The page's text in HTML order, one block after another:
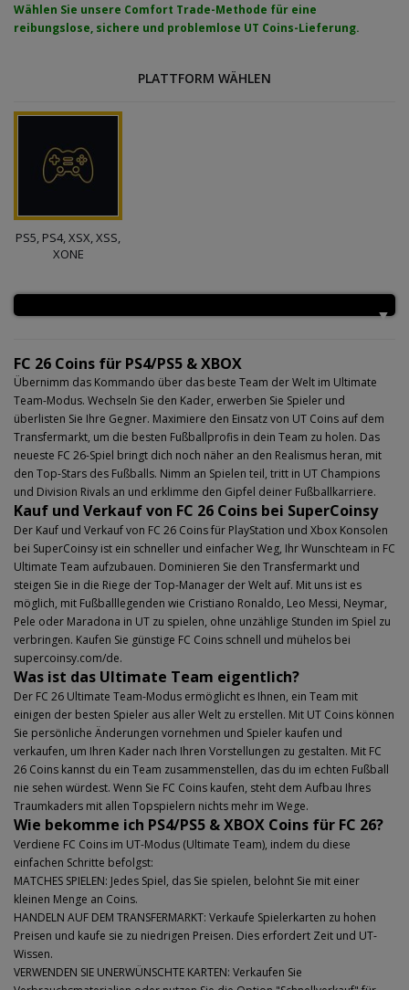
Wählen Sie unsere Comfort Trade-Methode für eine
reibungslose, sichere und problemlose UT Coins-Lieferung.
PLATTFORM WÄHLEN
PS5, PS4, XSX, XSS,
XONE
FC 26 Coins für PS4/PS5 & XBOX
Übernimm das Kommando über das beste Team der Welt im Ultimate
Team-Modus. Wechseln Sie den Kader, erwerben Sie Spieler und
überlisten Sie Ihre Gegner. Maximiere den Einsatz von UT Coins auf dem
Transfermarkt, um die besten Fußballprofis in dein Team zu holen. Das
neueste FC 26-Spiel bringt dich noch näher an den Realismus heran, mit
den Top-Stars des Fußballs. Nimm an Spielen teil, tritt in UT Champions
und Division Rivals an und erklimme den Gipfel deiner Fußballkarriere.
Kauf und Verkauf von FC 26 Coins bei SuperCoinsy
Der Kauf und Verkauf von FC 26 Coins für PlayStation und Xbox Konsolen
bei SuperCoinsy ist ein schneller und einfacher Weg, Ihr Wunschteam in FC
Ultimate Team aufzubauen. Dominieren Sie den Transfermarkt und
steigen Sie in die Riege der Top-Manager der Welt auf. Mit uns ist es
möglich, mit Fußballlegenden wie Cristiano Ronaldo, Leo Messi, Neymar,
Pele oder Maradona in UT zu spielen, ohne unzählige Stunden im Spiel zu
verbringen. Kaufen Sie günstige FC Coins schnell und mühelos bei
supercoinsy.com/de.
Was ist das Ultimate Team eigentlich?
Der FC 26 Ultimate Team-Modus ermöglicht es Ihnen, ein Team mit
einigen der besten Spieler aus aller Welt zu erstellen. Mit UT Coins können
Sie persönliche Änderungen vornehmen und Spieler kaufen und
verkaufen, um Ihren Kader nach Ihren Vorstellungen zu gestalten. Mit FC
26 Coins kannst du ein Team zusammenstellen, das du im echten Fußball
nie sehen würdest. Wenn Sie FC Coins kaufen, steht dem Aufbau Ihres
Traumkaders mit allen Topspielern nichts mehr im Wege.
Wie bekomme ich PS4/PS5 & XBOX Coins für FC 26?
Verdiene FC Coins im UT-Modus (Ultimate Team), indem du diese
einfachen Schritte befolgst:
MATCHES SPIELEN: Jedes Spiel, das Sie spielen, belohnt Sie mit einer
kleinen Menge an Coins.
HANDELN AUF DEM TRANSFERMARKT: Verkaufe Spielerkarten zu hohen
Preisen und kaufe sie zu niedrigen Preisen. Dies erfordert Zeit und UT-
Wissen.
VERWENDEN SIE UNERWÜNSCHTE KARTEN: Verkaufen Sie